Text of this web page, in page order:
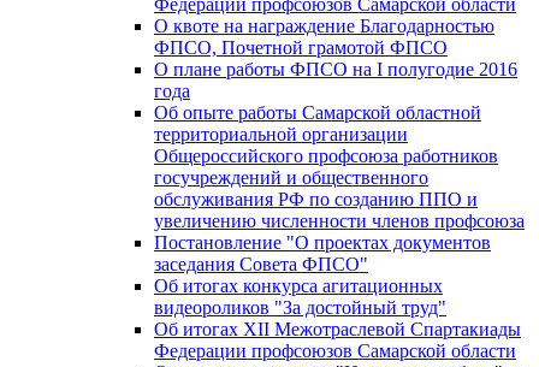
О квоте на награждение Благодарностью
ФПСО, Почетной грамотой ФПСО
О плане работы ФПСО на I полугодие 2016
года
Об опыте работы Самарской областной
территориальной организации
Общероссийского профсоюза работников
госучреждений и общественного
обслуживания РФ по созданию ППО и
увеличению численности членов профсоюза
Постановление "О проектах документов
заседания Совета ФПСО"
Об итогах конкурса агитационных
видеороликов "За достойный труд"
Об итогах XII Межотраслевой Спартакиады
Федерации профсоюзов Самарской области